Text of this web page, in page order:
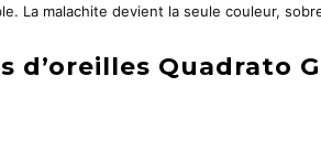
La malachite devient la seule couleur,
d’oreilles Quadrato